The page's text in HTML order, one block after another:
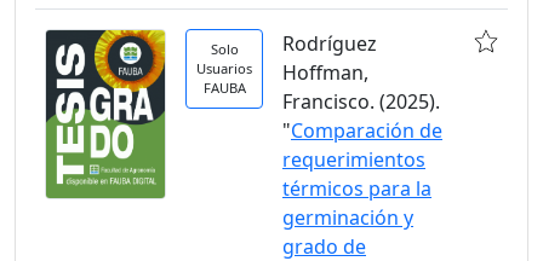
Solo
Usuarios
FAUBA
Rodríguez
Hoffman,
Francisco. (2025).
"Comparación de
requerimientos
térmicos para la
germinación y
grado de